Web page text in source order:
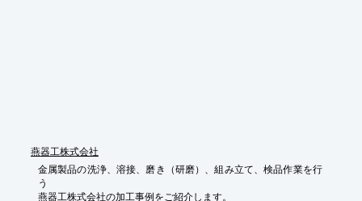
燕器工株式会社
金属製品の洗浄、溶接、磨き（研磨）、組み立て、検品作業を行
う
燕器工株式会社の加工事例をご紹介します。